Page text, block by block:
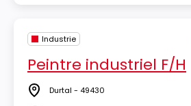
Industrie
Peintre industriel F/H
Lieu Durtal - 49430